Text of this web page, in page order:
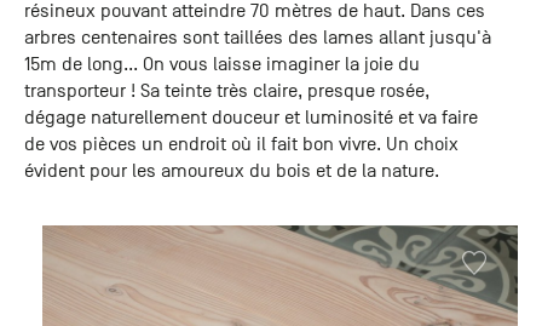
résineux pouvant atteindre 70 mètres de haut. Dans ces
arbres centenaires sont taillées des lames allant jusqu'à
15m de long... On vous laisse imaginer la joie du
transporteur ! Sa teinte très claire, presque rosée,
dégage naturellement douceur et luminosité et va faire
de vos pièces un endroit où il fait bon vivre. Un choix
évident pour les amoureux du bois et de la nature.